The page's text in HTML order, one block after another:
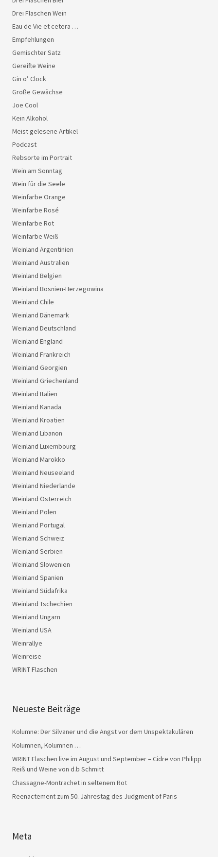
Drei Flaschen Wein
Eau de Vie et cetera …
Empfehlungen
Gemischter Satz
Gereifte Weine
Gin o’ Clock
Große Gewächse
Joe Cool
Kein Alkohol
Meist gelesene Artikel
Podcast
Rebsorte im Portrait
Wein am Sonntag
Wein für die Seele
Weinfarbe Orange
Weinfarbe Rosé
Weinfarbe Rot
Weinfarbe Weiß
Weinland Argentinien
Weinland Australien
Weinland Belgien
Weinland Bosnien-Herzegowina
Weinland Chile
Weinland Dänemark
Weinland Deutschland
Weinland England
Weinland Frankreich
Weinland Georgien
Weinland Griechenland
Weinland Italien
Weinland Kanada
Weinland Kroatien
Weinland Libanon
Weinland Luxembourg
Weinland Marokko
Weinland Neuseeland
Weinland Niederlande
Weinland Österreich
Weinland Polen
Weinland Portugal
Weinland Schweiz
Weinland Serbien
Weinland Slowenien
Weinland Spanien
Weinland Südafrika
Weinland Tschechien
Weinland Ungarn
Weinland USA
Weinrallye
Weinreise
WRINT Flaschen
Neueste Beiträge
Kolumne: Der Silvaner und die Angst vor dem Unspektakulären
Kolumnen, Kolumnen …
WRINT Flaschen live im August und September – Cidre von Philipp
Reiß und Weine von d.b Schmitt
Chassagne-Montrachet in seltenem Rot
Reenactement zum 50. Jahrestag des Judgment of Paris
Meta